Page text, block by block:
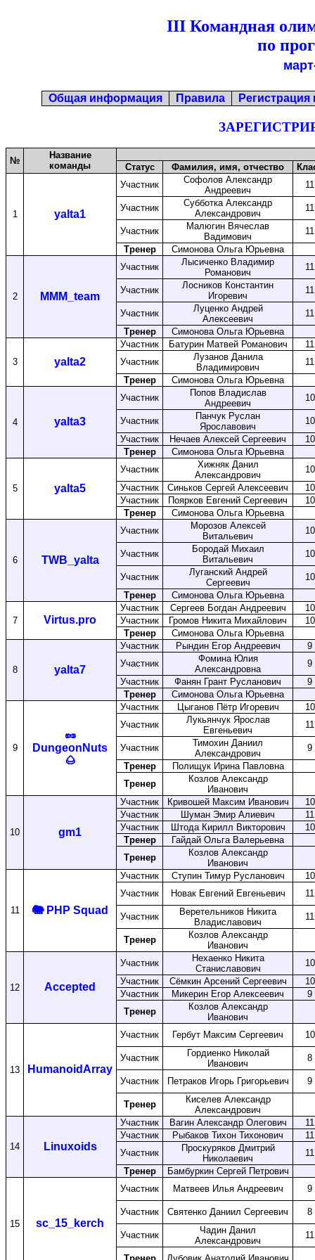
III Командная
по
Общая информация Правила
№
Название
команды
Статус Фамилия, имя, отчество
1 yalta1
Участник
Софолов Александр
Андреевич
11
Участник
Субботка Александр
Александрович
11
Участник
Малюгин Вячеслав
Вадимович
11
Тренер
Симонова Ольга Юрьевна
2 MMM_team
Участник
Лысиченко Владимир
Романович
11
Участник
Лосников Константин
Игоревич
11
Участник
Луценко Андрей
Алексеевич
11
Тренер
Симонова Ольга Юрьевна
3 yalta2
Участник Батурин Матвей Романович
11
Участник
Лузанов Данила
Владимирович
11
Тренер
Симонова Ольга Юрьевна
4 yalta3
Участник
Попов Владислав
Андреевич
10
Участник
Панчук Руслан
Ярославович
10
Участник
Нечаев Алексей Сергеевич
10
Тренер
Симонова Ольга Юрьевна
5 yalta5
Участник
Хижняк Данил
Александрович
10
Участник
Синьков Сергей Алексеевич
10
Участник
Поярков Евгений Сергеевич
10
Тренер
Симонова Ольга Юрьевна
6 TWB_yalta
Участник
Морозов Алексей
Витальевич
10
Участник
Бородай Михаил
Витальевич
10
Участник
Луганский Андрей
Сергеевич
10
Тренер
Симонова Ольга Юрьевна
7 Virtus.pro
Участник Сергеев Богдан Андреевич
10
Участник
Громов Никита Михайлович
10
Тренер
Симонова Ольга Юрьевна
8 yalta7
Участник Рындин Егор Андреевич
9
Участник
Фомина Юлия
Александровна
9
Участник
Фанян Грант Русланович
9
Тренер
Симонова Ольга Юрьевна
9
🥜
DungeonNuts
🌰
Участник Цыганов Пётр Игоревич
10
Участник
Лукьянчук Ярослав
Евгеньевич
11
Участник
Тимохин Даниил
Александрович
9
Тренер
Полищук Ирина Павловна
Тренер
Козлов Александр
Иванович
10 gm1
Участник Кривошей Максим Иванович
10
Участник
Шуман Эмир Алиевич
11
Участник
Штода Кирилл Викторович
10
Тренер
Гайдай Ольга Валерьевна
Тренер
Козлов Александр
Иванович
11 🐘 PHP Squad
Участник Ступин Тимур Русланович
10
Участник
Новак Евгений Евгеньевич 11
Участник
Веретельников Никита
Владиславович
11
Тренер
Козлов Александр
Иванович
12 Accepted
Участник
Нехаенко Никита
Станиславович
10
Участник
Сёмкин Арсений Сергеевич
10
Участник
Микерин Егор Алексеевич
9
Тренер
Козлов Александр
Иванович
13 HumanoidArray
Участник Гербут Максим Сергеевич 10
Участник
Гордиенко Николай
Иванович
8
Участник Петраков Игорь Григорьевич 9
Тренер
Киселев Александр
Александрович
14 Linuxoids
Участник Вагин Александр Олегович
11
Участник
Рыбаков Тихон Тихонович
11
Участник
Проскуряков Дмитрий
Николаевич
11
Тренер
Бамбуркин Сергей Петрович
15 sc_15_kerch
Участник Матвеев Илья Андреевич 9
Участник Святенко Даниил Сергеевич 8
Участник
Чадин Данил
Александрович
11